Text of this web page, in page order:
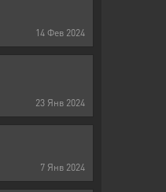
14 Фев 2024
23 Янв 2024
7 Янв 2024